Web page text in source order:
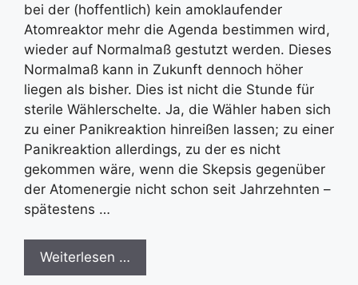
bei der (hoffentlich) kein amoklaufender
Atomreaktor mehr die Agenda bestimmen wird,
wieder auf Normalmaß gestutzt werden. Dieses
Normalmaß kann in Zukunft dennoch höher
liegen als bisher. Dies ist nicht die Stunde für
sterile Wählerschelte. Ja, die Wähler haben sich
zu einer Panikreaktion hinreißen lassen; zu einer
Panikreaktion allerdings, zu der es nicht
gekommen wäre, wenn die Skepsis gegenüber
der Atomenergie nicht schon seit Jahrzehnten –
spätestens …
Weiterlesen …